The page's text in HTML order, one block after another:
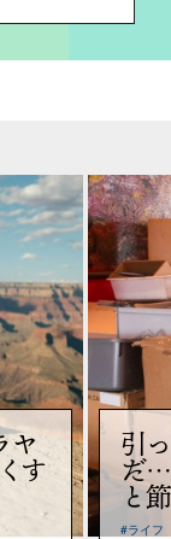
ヤ
す
引
だ…
と
#ライフ